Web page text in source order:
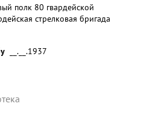
полк 80 гвардейской
стрелковая бригада
__.__.1937